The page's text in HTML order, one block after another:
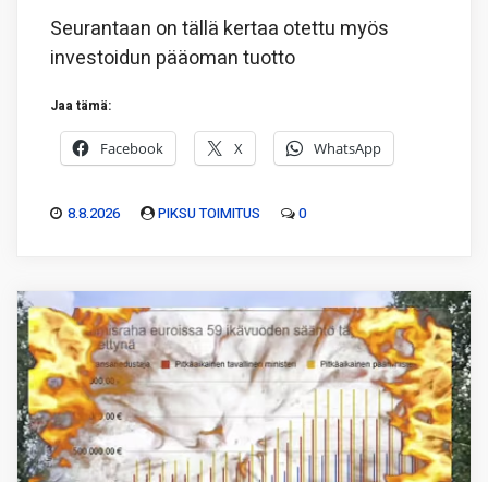
Seurantaan on tällä kertaa otettu myös
investoidun pääoman tuotto
Jaa tämä:
Facebook X WhatsApp
8.8.2026 PIKSU TOIMITUS 0